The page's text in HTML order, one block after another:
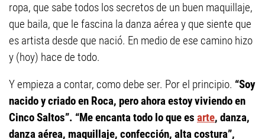
ropa, que sabe todos los secretos de un buen maquillaje,
que baila, que le fascina la danza aérea y que siente que
es artista desde que nació. En medio de ese camino hizo
y (hoy) hace de todo.
Y empieza a contar, como debe ser. Por el principio. “Soy
nacido y criado en Roca, pero ahora estoy viviendo en
Cinco Saltos”. “Me encanta todo lo que es arte, danza,
danza aérea, maquillaje, confección, alta costura”,